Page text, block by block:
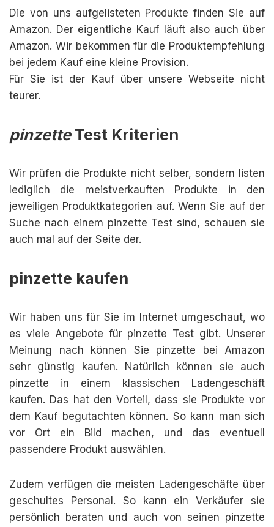
Die von uns aufgelisteten Produkte finden Sie auf
Amazon. Der eigentliche Kauf läuft also auch über
Amazon. Wir bekommen für die Produktempfehlung
bei jedem Kauf eine kleine Provision.
Für Sie ist der Kauf über unsere Webseite nicht
teurer.
pinzetteTest Kriterien
Wir prüfen die Produkte nicht selber, sondern listen
lediglich die meistverkauften Produkte in den
jeweiligen Produktkategorien auf. Wenn Sie auf der
Suche nach einem pinzette Test sind, schauen sie
auch mal auf der Seite der.
pinzette kaufen
Wir haben uns für Sie im Internet umgeschaut, wo
es viele Angebote für pinzette Test gibt. Unserer
Meinung nach können Sie pinzette bei Amazon
sehr günstig kaufen. Natürlich können sie auch
pinzette in einem klassischen Ladengeschäft
kaufen. Das hat den Vorteil, dass sie Produkte vor
dem Kauf begutachten können. So kann man sich
vor Ort ein Bild machen, und das eventuell
passendere Produkt auswählen.
Zudem verfügen die meisten Ladengeschäfte über
geschultes Personal. So kann ein Verkäufer sie
persönlich beraten und auch von seinen pinzette